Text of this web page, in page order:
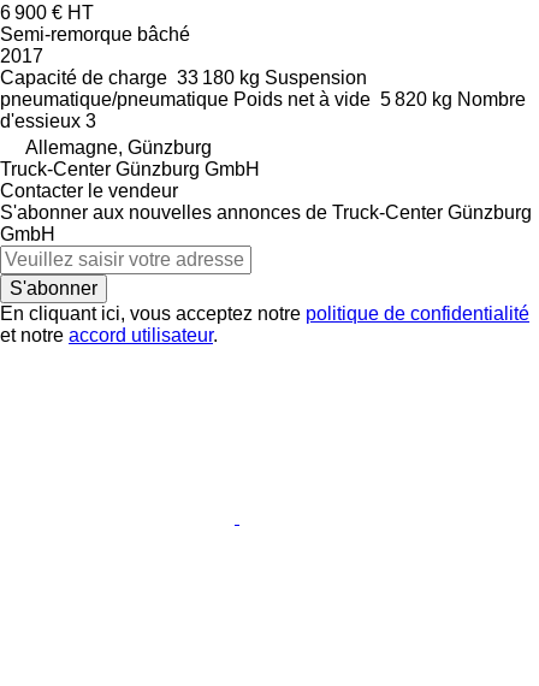
6 900 € HT
Semi-remorque bâché
2017
Capacité de charge 33 180 kg Suspension
pneumatique/pneumatique Poids net à vide 5 820 kg Nombre
d'essieux 3
Allemagne, Günzburg
Truck-Center Günzburg GmbH
Contacter le vendeur
S'abonner aux nouvelles annonces de Truck-Center Günzburg
GmbH
S'abonner
En cliquant ici, vous acceptez notre politique de confidentialité
et notre accord utilisateur.